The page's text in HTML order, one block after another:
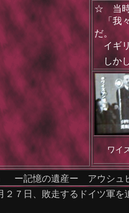
☆ 当時
「我々
だ。
イギ
しか
ワイ
」 ー記憶の遺産ー アウシュ
７日、敗走するドイツ軍を